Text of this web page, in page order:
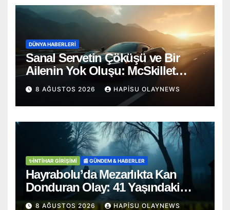
DÜNYA HABERLERI
Sanal Servetin Çöküşü ve Bir
Ailenin Yok Oluşu: McSkillet
Trajedisi
8 AĞUSTOS 2026 HAPISU OLAYNEWS
✨İNTIHAR GIRIŞIMI 📰 GÜNDEM & HABERLER
Hayrabolu’da Mezarlıkta Kan
Donduran Olay: 41 Yaşındaki
Şahıs Ağaca Asılı Bulundu
8 AĞUSTOS 2026 HAPISU OLAYNEWS